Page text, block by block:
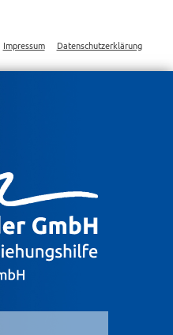
Datenschutzerklärung
Impressum